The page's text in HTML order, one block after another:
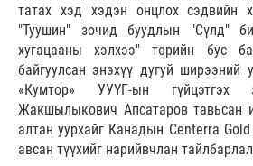
татах хэд хэдэн онцлох сэдвийн
"Туушин" зочид буудлын "Сүлд"
хугацааны хэлхээ" төрийн бус
байгуулсан энэхүү дугуй ширээний
«Кумтор» УУҮГ-ын гүйцэтгэх
Жакшылыкович Апсатаров тавьсан
алтан уурхайг Канадын Centerra
авсан түүхийг нарийвчлан